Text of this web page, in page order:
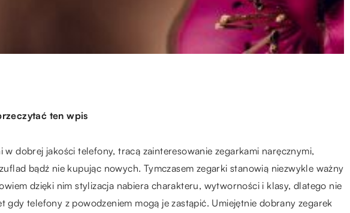
ten wpis
w dobrej jakości telefony, tracą zainteresowanie zegarkami naręcznymi,
bądź nie kupując nowych. Tymczasem zegarki stanowią niezwykle ważny
dzięki nim stylizacja nabiera charakteru, wytworności i klasy, dlatego nie
gdy telefony z powodzeniem mogą je zastąpić. Umiejętnie dobrany zegarek